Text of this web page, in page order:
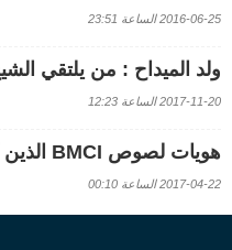
2016-06-25 الساعة 23:51
ولد الميداح : من يلتقي
2017-11-20 الساعة 12:23
هويات لصوص BMCI الذين كشفتهم إمرأة
2017-04-22 الساعة 00:10